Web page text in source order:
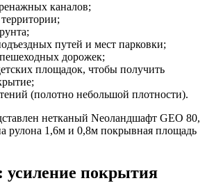
каналов;
путей и мест парковки;
пешеходных дорожек;
площадок, чтобы получить
(полотно небольшой плотности).
нетканый Neоландшафт GEO 80,
рулона 1,6м и 0,8м покрывная площадь
усиление покрытия